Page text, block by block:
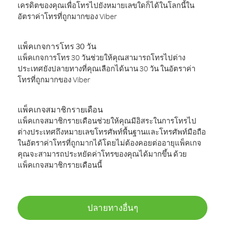
เครดิตของคุณเพื่อโทรไปยังหมายเลขใดก็ได้ในโลกนี้ใน
อัตราค่าโทรที่ถูกมากของ Viber
แพ็คเกจการโทร 30 วัน
แพ็คเกจการโทร 30 วันช่วยให้คุณสามารถโทรไปต่าง
ประเทศยังปลายทางที่คุณเลือกได้นาน 30 วัน ในอัตราค่า
โทรที่ถูกมากของ Viber
แพ็คเกจสมาชิกรายเดือน
แพ็คเกจสมาชิกรายเดือนช่วยให้คุณมีอิสระในการโทรไป
ต่างประเทศถึงหมายเลขโทรศัพท์พื้นฐานและโทรศัพท์มือถือ
ในอัตราค่าโทรที่ถูกมากได้โดยไม่ต้องคอยต่ออายุแพ็คเกจ
คุณจะสามารถประหยัดค่าโทรของคุณได้มากขึ้น ด้วย
แพ็คเกจสมาชิกรายเดือนนี้
ปลายทางอื่นๆ